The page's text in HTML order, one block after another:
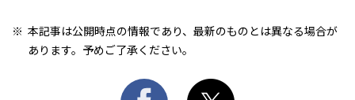
本記事は公開時点の情報であり、最新のものとは異なる場合が
あります。予めご了承ください。